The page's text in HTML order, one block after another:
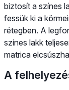
biztosít a színes
fessük ki a
rétegben. A
színes lakk
matrica
A